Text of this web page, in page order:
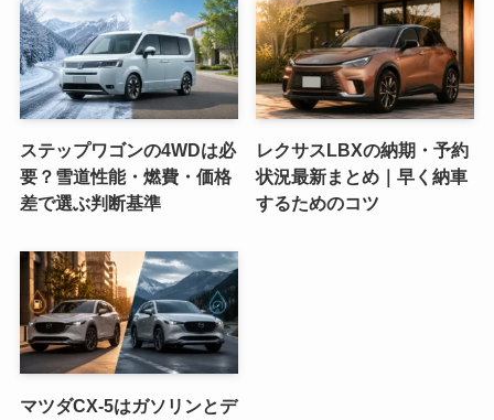
ステップワゴンの4WDは必
要？雪道性能・燃費・価格
差で選ぶ判断基準
レクサスLBXの納期・予約
状況最新まとめ｜早く納車
するためのコツ
マツダCX-5はガソリンとデ